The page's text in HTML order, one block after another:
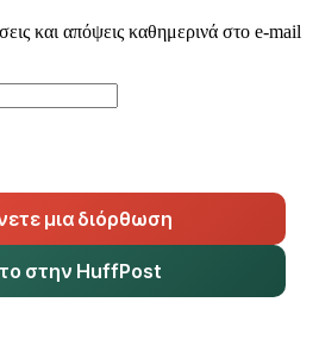
και απόψεις καθημερινά στο e-mail
μια διόρθωση
το στην HuffPost